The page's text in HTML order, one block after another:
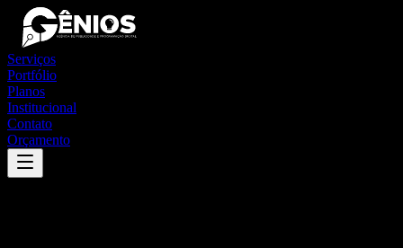
Serviços
Portfólio
Planos
Institucional
Contato
Orçamento